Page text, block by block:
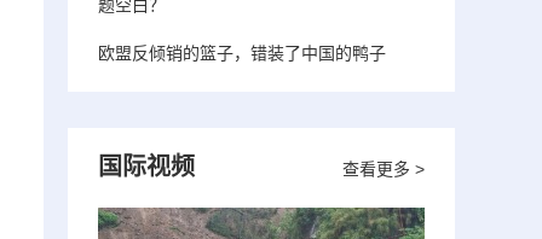
题空白？
欧盟反倾销的篮子，错装了中国的鸭子
查看更多 >
国际视频